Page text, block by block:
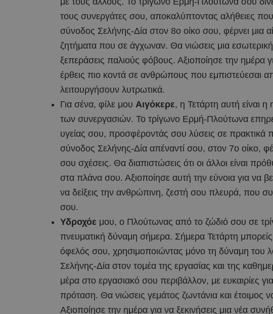
τους συνεργάτες σου, αποκαλύπτοντας αλήθειες
σύνοδος Σελήνης-Δία στον 8ο οίκο σου, φέρνει μια
ζητήματα που σε άγχωναν. Θα νιώσεις μια
ξεπεράσεις παλιούς φόβους. Αξιοποίησε την ημέρα
έρθεις πιο κοντά σε ανθρώπους που εμπιστεύεσαι
λειτουργήσουν λυτρωτικά.
Για σένα, φίλε μου Αιγόκερε, η Τετάρτη αυτή είναι
των συνεργασιών. Το τρίγωνο Ερμή-Πλούτωνα
υγείας σου, προσφέροντάς σου λύσεις σε
σύνοδος Σελήνης-Δία απέναντί σου, στον 7ο οίκο,
σου σχέσεις. Θα διαπιστώσεις ότι οι άλλοι είναι
στα πλάνα σου. Αξιοποίησε αυτή την εύνοια για να
να δείξεις την ανθρώπινη, ζεστή σου πλευρά, που
σου.
Υδροχόε μου, ο Πλούτωνας από το ζώδιό σου σε
πνευματική δύναμη σήμερα. Σήμερα Τετάρτη
όφελός σου, χρησιμοποιώντας μόνο τη δύναμη του
Σελήνης-Δία στον τομέα της εργασίας και της
μέρα στο εργασιακό σου περιβάλλον, με ευκαιρίες
πρόταση. Θα νιώσεις γεμάτος ζωντάνια και έτοιμος
Αξιοποίησε την ημέρα για να ξεκινήσεις μια νέα